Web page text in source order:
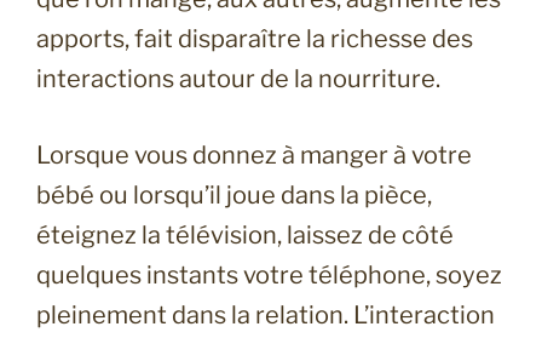
apports, fait disparaître la richesse des
interactions autour de la nourriture.
Lorsque vous donnez à manger à votre
bébé ou lorsqu’il joue dans la pièce,
éteignez la télévision, laissez de côté
quelques instants votre téléphone, soyez
pleinement dans la relation. L’interaction